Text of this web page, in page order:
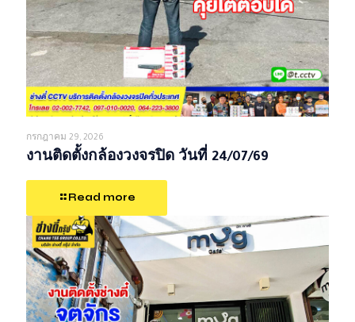
กรกฎาคม 29, 2026
งานติดตั้งกล้องวงจรปิด วันที่ 24/07/69
Read more